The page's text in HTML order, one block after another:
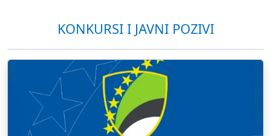
KONKURSI I JAVNI POZIVI